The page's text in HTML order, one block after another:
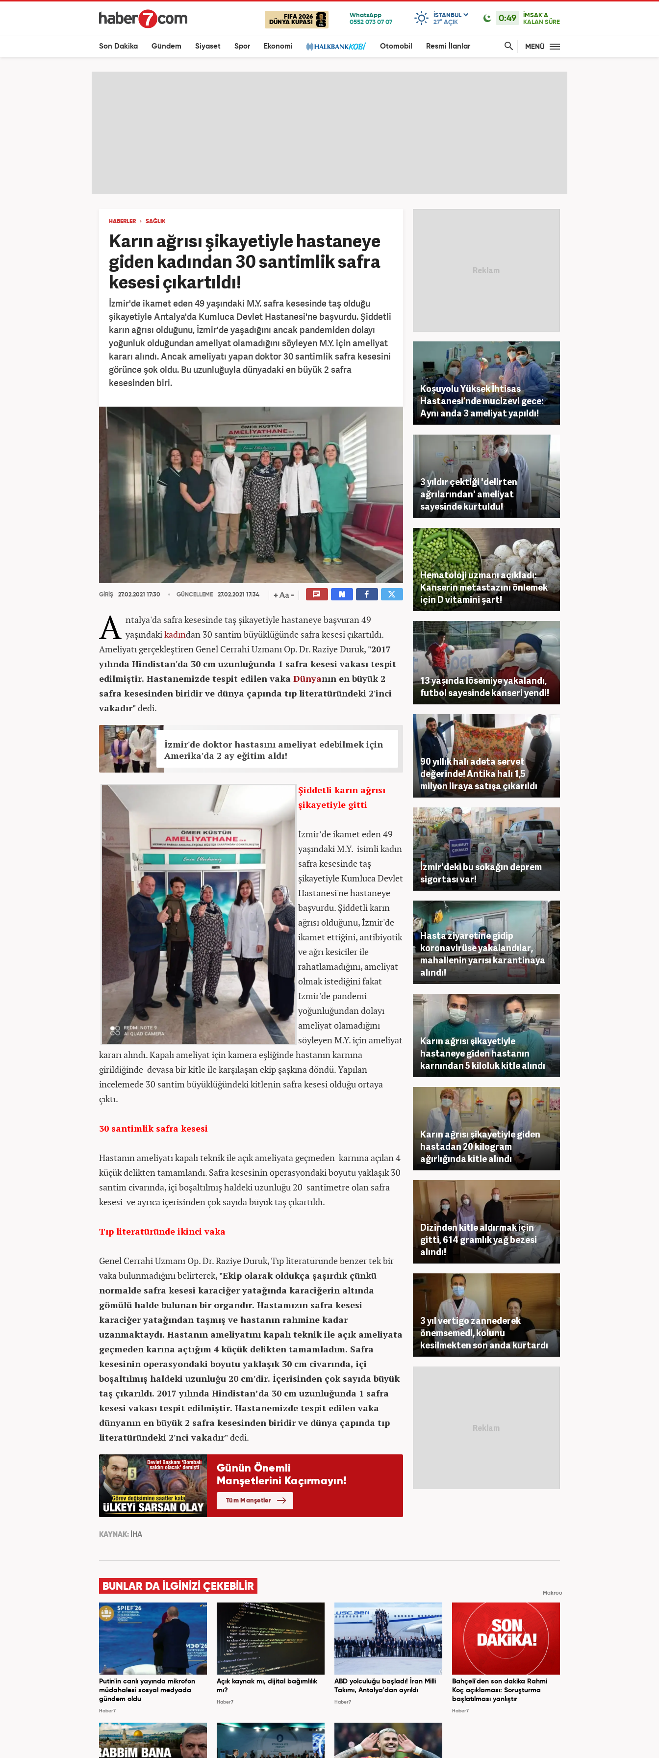
FIFA 2026
DÜNYA KUPASI
ISTANBUL
27° AÇIK 0:49
İMSAK'A
KALAN SÜRE
Son Dakika Gündem Siyaset Spor Ekonomi Otomobil Resmi İlanlar MENÜ
HABERLER SAĞLIK
Karın ağrısı şikayetiyle hastaneye
giden kadından 30 santimlik safra
kesesi çıkartıldı!
İzmir'de ikamet eden 49 yaşındaki M.Y. safra kesesinde taş olduğu
şikayetiyle Antalya'da Kumluca Devlet Hastanesi'ne başvurdu. Şiddetli
karın ağrısı olduğunu, İzmir'de yaşadığını ancak pandemiden dolayı
yoğunluk olduğundan ameliyat olamadığını söyleyen M.Y. için ameliyat
kararı alındı. Ancak ameliyatı yapan doktor 30 santimlik safra kesesini
görünce şok oldu. Bu uzunluğuyla dünyadaki en büyük 2 safra
kesesinden biri.
GİRİŞ 27.02.2021 17:30 GÜNCELLEME 27.02.2021 17:34
A ntalya'da safra kesesinde taş şikayetiyle hastaneye başvuran 49
yaşındakikadından 30 santim büyüklüğünde safra kesesi çıkartıldı.
Ameliyatı gerçekleştiren Genel Cerrahi Uzmanı Op. Dr. Raziye Duruk, "2017
yılında Hindistan'da 30 cm uzunluğunda 1 safra kesesi vakası tespit
edilmiştir. Hastanemizde tespit edilen vaka Dünyanın en büyük 2
safra kesesinden biridir ve dünya çapında tıp literatüründeki 2'inci
vakadır"dedi.
İzmir'de doktor hastasını ameliyat edebilmek için
Amerika'da 2 ay eğitim aldı!
Şiddetli karın ağrısı
şikayetiyle gitti
İzmir’de ikamet eden 49
yaşındaki M.Y. isimli kadın
safra kesesinde taş
şikayetiyle Kumluca Devlet
Hastanesi'ne hastaneye
başvurdu. Şiddetli karın
ağrısı olduğunu, İzmir'de
ikamet ettiğini, antibiyotik
ve ağrı kesiciler ile
rahatlamadığını, ameliyat
olmak istediğini fakat
İzmir'de pandemi
yoğunluğundan dolayı
ameliyat olamadığını
söyleyen M.Y. için ameliyat
kararı alındı. Kapalı ameliyat için kamera eşliğinde hastanın karnına
girildiğinde devasa bir kitle ile karşılaşan ekip şaşkına döndü. Yapılan
incelemede 30 santim büyüklüğündeki kitlenin safra kesesi olduğu ortaya
çıktı.
30 santimlik safra kesesi
Hastanın ameliyatı kapalı teknik ile açık ameliyata geçmeden karnına açılan 4
küçük delikten tamamlandı. Safra kesesinin operasyondaki boyutu yaklaşık 30
santim civarında, içi boşaltılmış haldeki uzunluğu 20 santimetre olan safra
kesesi ve ayrıca içerisinden çok sayıda büyük taş çıkartıldı.
Tıp literatüründe ikinci vaka
Genel Cerrahi Uzmanı Op. Dr. Raziye Duruk, Tıp literatüründe benzer tek bir
vaka bulunmadığını belirterek, "Ekip olarak oldukça şaşırdık çünkü
normalde safra kesesi karaciğer yatağında karaciğerin altında
gömülü halde bulunan bir organdır. Hastamızın safra kesesi
karaciğer yatağından taşmış ve hastanın rahmine kadar
uzanmaktaydı. Hastanın ameliyatını kapalı teknik ile açık ameliyata
geçmeden karına açtığım 4 küçük delikten tamamladım. Safra
kesesinin operasyondaki boyutu yaklaşık 30 cm civarında, içi
boşaltılmış haldeki uzunluğu 20 cm'dir. İçerisinden çok sayıda büyük
taş çıkarıldı. 2017 yılında Hindistan’da 30 cm uzunluğunda 1 safra
kesesi vakası tespit edilmiştir. Hastanemizde tespit edilen vaka
dünyanın en büyük 2 safra kesesinden biridir ve dünya çapında tıp
literatüründeki 2'nci vakadır"dedi.
KAYNAK: İHA
Koşuyolu Yüksek İhtisas
Hastanesi’nde mucizevi gece:
Aynı anda 3 ameliyat yapıldı!
3 yıldır çektiği 'delirten
ağrılarından' ameliyat
sayesinde kurtuldu!
Hematoloji uzmanı açıkladı:
Kanserin metastazını önlemek
için D vitamini şart!
13 yaşında lösemiye yakalandı,
futbol sayesinde kanseri yendi!
90 yıllık halı adeta servet
değerinde! Antika halı 1,5
milyon liraya satışa çıkarıldı
İzmir'deki bu sokağın deprem
sigortası var!
Hasta ziyaretine gidip
koronavirüse yakalandılar,
mahallenin yarısı karantinaya
alındı!
Karın ağrısı şikayetiyle
hastaneye giden hastanın
karnından 5 kiloluk kitle alındı
Karın ağrısı şikayetiyle giden
hastadan 20 kilogram
ağırlığında kitle alındı
Dizinden kitle aldırmak için
gitti, 614 gramlık yağ bezesi
alındı!
3 yıl vertigo zannederek
önemsemedi, kolunu
kesilmekten son anda kurtardı
BUNLAR DA İLGİNİZİ ÇEKEBİLİR
Makroo
Putin'in canlı yayında mikrofon
müdahalesi sosyal medyada
gündem oldu
Haber7
Açık kaynak mı, dijital bağımlılık
mı?
Haber7
ABD yolculuğu başladı! İran Milli
Takımı, Antalya'dan ayrıldı
Haber7
Bahçeli'den son dakika Rahmi
Koç açıklaması: Soruşturma
başlatılması yanlıştır
Haber7